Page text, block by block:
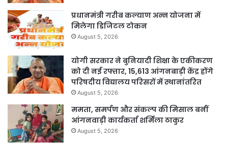
प्रधानमंत्री गरीब कल्याण अन्न योजना में
मिलेगा डिजिटल टोकन
August 5, 2026
योगी सरकार ने बुनियादी शिक्षा के एकीकरण
को दी नई रफ्तार, 15,613 आंगनबाड़ी केंद्र होंगे
परिषदीय विद्यालय परिसरों में स्थानांतरित
August 5, 2026
ममता, समर्पण और संकल्प की मिसाल बनीं
आंगनवाड़ी कार्यकर्ता शर्मिला ठाकुर
August 5, 2026